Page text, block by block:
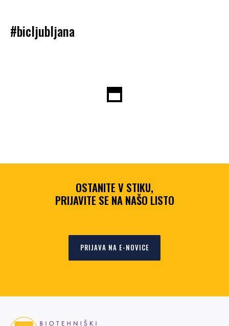
#bicljubljana
OSTANITE V STIKU,
PRIJAVITE SE NA NAŠO LISTO
PRIJAVA NA E-NOVICE